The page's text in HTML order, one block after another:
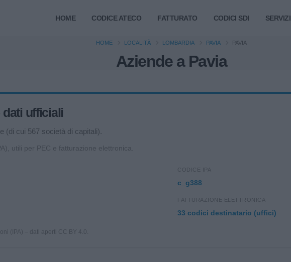
HOME CODICE ATECO FATTURATO CODICI SDI SERVIZI
Aziende a Pavia
HOME LOCALITÀ LOMBARDIA PAVIA PAVIA
dati ufficiali
(di cui 567 società di capitali).
utili per PEC e fatturazione elettronica.
CODICE IPA
c_g388
FATTURAZIONE ELETTRONICA
33 codici destinatario (uffici)
(IPA) – dati aperti CC BY 4.0.